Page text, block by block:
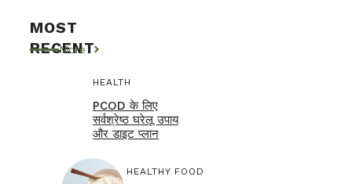
MOST
RECENT
More
HEALTH
PCOD के लिए
सर्वश्रेष्ठ घरेलू उपाय
और डाइट प्लान
HEALTHY FOOD